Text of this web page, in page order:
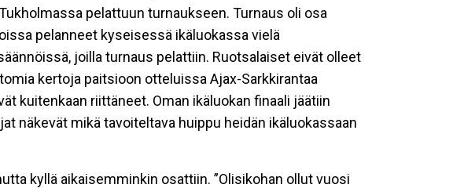
pelattuun turnaukseen. Turnaus oli osa
pelanneet kyseisessä ikäluokassa vielä
joilla turnaus pelattiin. Ruotsalaiset eivät olleet
kertoja paitsioon otteluissa Ajax-Sarkkirantaa
kuitenkaan riittäneet. Oman ikäluokan finaali jäätiin
näkevät mikä tavoiteltava huippu heidän ikäluokassaan
kyllä aikaisemminkin osattiin. ”Olisikohan ollut vuosi